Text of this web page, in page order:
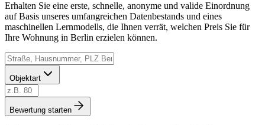
Erhalten Sie eine erste, schnelle, anonyme und valide Einordnung
auf Basis unseres umfangreichen Datenbestands und eines
maschinellen Lernmodells, die Ihnen verrät, welchen Preis Sie für
Ihre Wohnung in Berlin erzielen können.
Objektart
Bewertung starten